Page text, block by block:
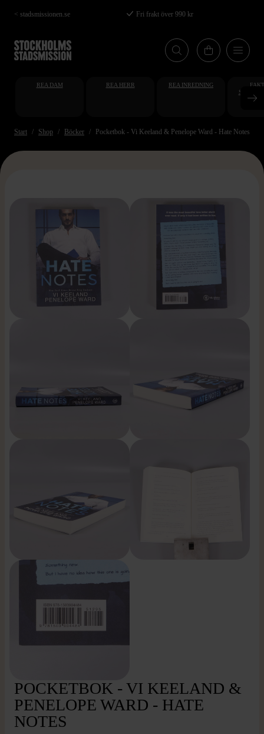
Hoppa
till
huvudinnehåll
< stadsmissionen.se Fri frakt över 990 kr
REA DAM REA HERR REA INREDNING
Start Shop Böcker Pocketbok - Vi Keeland & Penelope Ward - Hate Notes
>
POCKETBOK - VI KEELAND &
PENELOPE WARD - HATE
NOTES